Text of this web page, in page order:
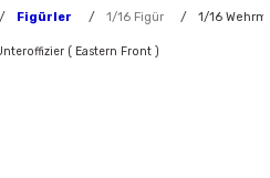
Figürler 1/16 Figür 1/16